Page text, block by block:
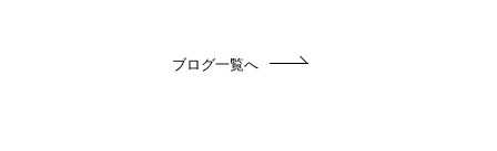
ブログ一覧へ